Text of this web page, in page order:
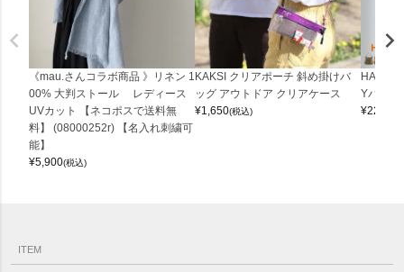
《mau.さんコラボ商品 》リネン 1
00% 大判ストール レディース
UVカット 【ネコポスで送料無
料】 (08000252r) 【名入れ刺繍可
能】
¥5,900(税込)
KAKSI クリアポーチ 斜め掛けバ
ッグ アウトドア クリアケース
¥1,650(税込)
Yバッグ
¥22,000
ITEM